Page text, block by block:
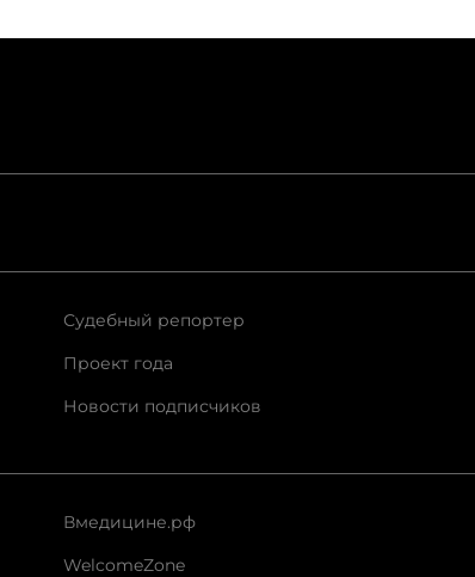
Судебный репортер
Проект года
Новости подписчиков
Вмедицине.рф
WelcomeZone